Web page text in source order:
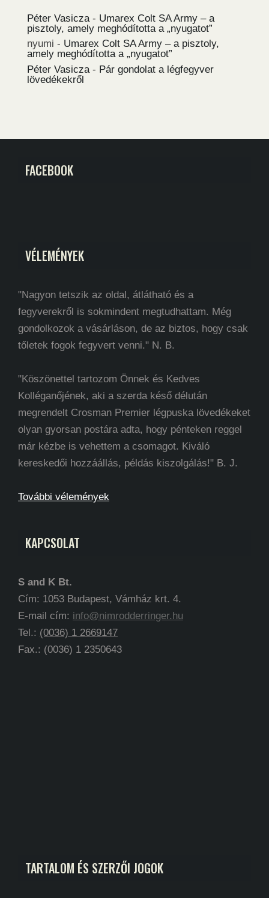
Péter Vasicza - Umarex Colt SA Army – a
pisztoly, amely meghódította a „nyugatot”
nyumi - Umarex Colt SA Army – a pisztoly,
amely meghódította a „nyugatot”
Péter Vasicza - Pár gondolat a légfegyver
lövedékekről
FACEBOOK
VÉLEMÉNYEK
"Nagyon tetszik az oldal, átlátható és a
fegyverekről is sokmindent megtudhattam. Még
gondolkozok a vásárláson, de az biztos, hogy csak
tőletek fogok fegyvert venni." N. B.
"Köszönettel tartozom Önnek és Kedves
Kolléganőjének, aki a szerda késő délután
megrendelt Crosman Premier légpuska lövedékeket
olyan gyorsan postára adta, hogy pénteken reggel
már kézbe is vehettem a csomagot. Kiváló
kereskedői hozzáállás, példás kiszolgálás!" B. J.
További vélemények
KAPCSOLAT
S and K Bt.
Cím: 1053 Budapest, Vámház krt. 4.
E-mail cím: info@nimrodderringer.hu
Tel.: (0036) 1 2669147
Fax.: (0036) 1 2350643
TARTALOM ÉS SZERZŐI JOGOK